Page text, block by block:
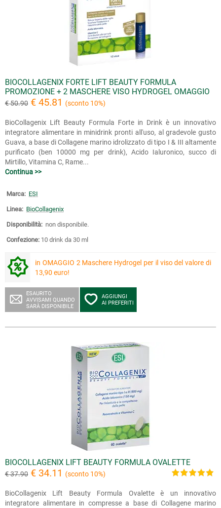
BIOCOLLAGENIX FORTE LIFT BEAUTY FORMULA
PROMOZIONE + 2 MASCHERE VISO HYDROGEL OMAGGIO
€ 50.90 € 45.81 (sconto 10%)
BioCollagenix Lift Beauty Formula Forte in Drink è un innovativo
integratore alimentare in minidrink pronti all'uso, al gradevole gusto
Guava, a base di Collagene marino idrolizzato di tipo I & III altamente
purificato (ben 10000 mg per drink), Acido Ialuronico, succo di
Mirtillo, Vitamina C, Rame...
Continua >>
Marca: ESI
Linea: BioCollagenix
Disponibilità: non disponibile.
Confezione: 10 drink da 30 ml
in OMAGGIO 2 Maschere Hydrogel per il viso del valore di
13,90 euro!
ESAURITO
AVVISAMI QUANDO
SARÀ DISPONIBILE
AGGIUNGI
AI PREFERITI
BIOCOLLAGENIX LIFT BEAUTY FORMULA OVALETTE
€ 37.90 € 34.11 (sconto 10%)
BioCollagenix Lift Beauty Formula Ovalette è un innovativo
integratore alimentare in compresse a base di Collagene marino